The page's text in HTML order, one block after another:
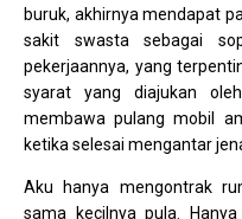
buruk, akhirnya mendapat
sakit swasta sebagai
pekerjaannya, yang
syarat yang diajukan
membawa pulang mobil
ketika selesai mengantar
Aku hanya mengontrak
sama kecilnya pula.